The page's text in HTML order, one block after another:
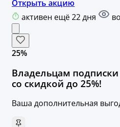
Открыть акцию
активен ещё 22 дня
25%
Владельцам
со скидкой до 25%!
Ваша дополнительная